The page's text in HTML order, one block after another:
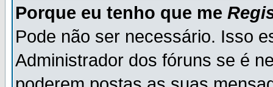
Porque eu tenho que me
Pode não ser necessário. Isso
Administrador dos fóruns se é